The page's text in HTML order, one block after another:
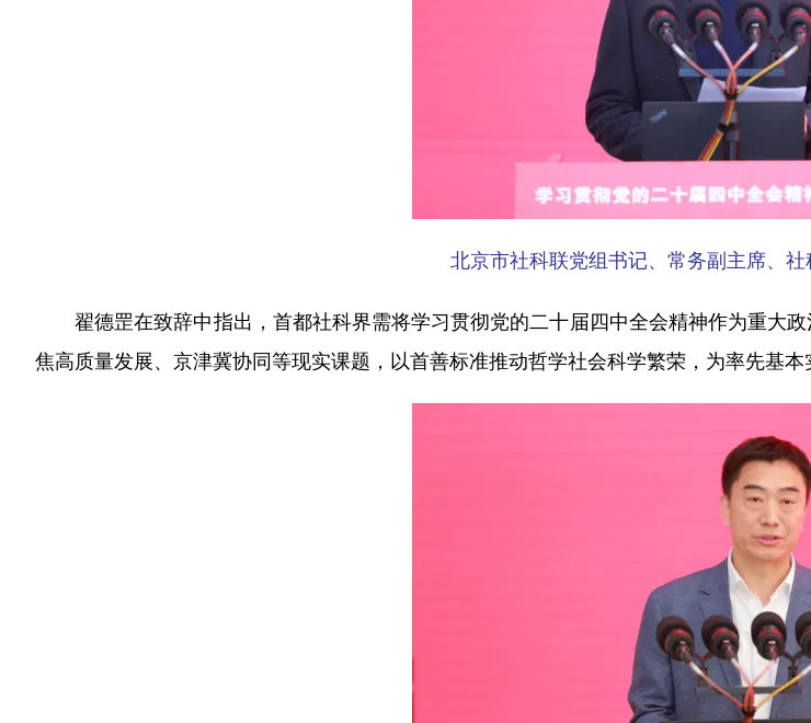
北京市社科联党组书记、常务副主席、
翟德罡在致辞中指出，首都社科界需将学习贯彻党的二十届四中全会精神作为重大政
焦高质量发展、京津冀协同等现实课题，以首善标准推动哲学社会科学繁荣，为率先基本